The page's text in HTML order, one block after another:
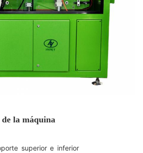
de la máquina
superior e inferior